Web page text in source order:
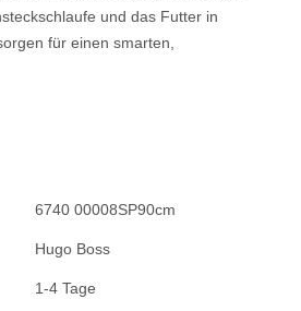
und das Futter in
für einen smarten,
6740 00008SP90cm
Hugo Boss
1-4 Tage